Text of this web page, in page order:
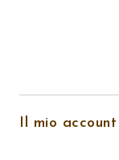
Il mio account